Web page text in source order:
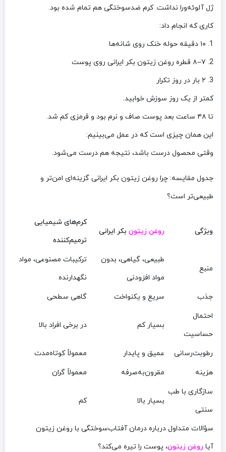
ژل آلوئه‌ورا نداشت. کرم ضدسوختگی هم تمام شده بود.
کاری که انجام داد:
1. ۱۰ دقیقه حوله خنک روی شانه‌ها
2. ۷–۸ قطره روغن زیتون بکر ایرانی روی پوست
3. ۲ بار در روز تکرار
کمتر از یک روز سوزش خوابید.
تا ۴۸ ساعت بعد پوست صاف و نرم بود و قرمزی کم شد.
این همان چیزی است که در عمل می‌بینیم:
وقتی محصول درست باشد، نتیجه هم درست می‌شود.
جدول مقایسه: چرا روغن زیتون بکر ایرانی گزینه‌ای امن‌تر و
طبیعی‌تر است؟
ویژگی روغن زیتون بکر ایرانی
کرم‌های شیمیایی
ترمیم‌کننده
منبع
طبیعی، گیاهی، بدون
مواد افزودنی
ترکیبات مصنوعی، مواد
نگهدارنده
جذب
سریع و یکنواخت
گاهی سطحی
احتمال
حساسیت
بسیار کم در برخی افراد بالا
رطوبت‌رسانی عمیق و پایدار
معمولاً کوتاه‌مدت
هزینه
مقرون‌به‌صرفه
معمولاً گران
سازگاری با طب
سنتی
بسیار بالا کم
سؤالات متداول درباره درمان آفتاب‌سوختگی با روغن زیتون
آیا روغن زیتون، پوست را تیره می‌کند؟